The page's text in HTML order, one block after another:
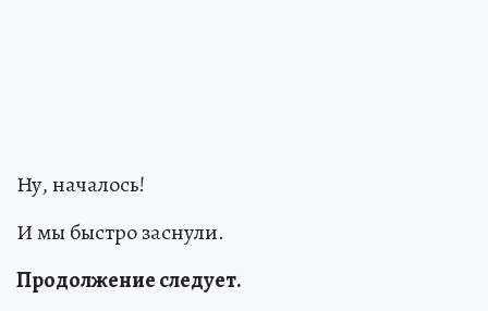
Ну, началось!
И мы быстро заснули.
Продолжение следует.